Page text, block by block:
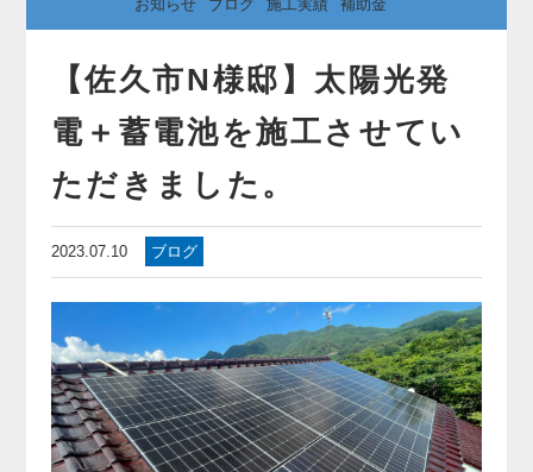
お知らせ ブログ 施工実績 補助金
【佐久市N様邸】太陽光発
電＋蓄電池を施工させてい
ただきました。
2023.07.10 ブログ